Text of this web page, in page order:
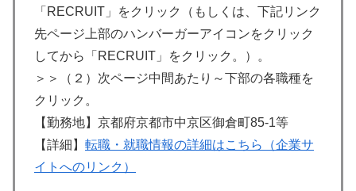
「RECRUIT」をクリック（もしくは、下記リンク
先ページ上部のハンバーガーアイコンをクリック
してから「RECRUIT」をクリック。）。
＞＞（２）次ページ中間あたり～下部の各職種を
クリック。
【勤務地】京都府京都市中京区御倉町85-1等
【詳細】 転職・就職情報の詳細はこちら（企業サ
イトへのリンク）